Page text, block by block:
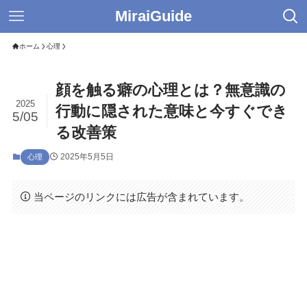
MiraiGuide
ホーム 心理
顔を触る癖の心理とは？無意識の
行動に隠された意味と今すぐでき
る改善策
2025
5/05
心理 2025年5月5日
当ページのリンクには広告が含まれています。